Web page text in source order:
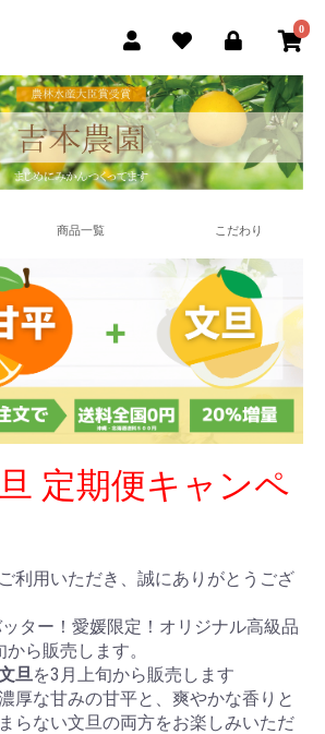
0
商品一覧 こだわり
定期便キャンペ
利用いただき、誠にありがとうござ
ター！愛媛限定！オリジナル高級品
から販売します。
旦を3月上旬から販売します
厚な甘みの甘平と、爽やかな香りと
らない文旦の両方をお楽しみいただ